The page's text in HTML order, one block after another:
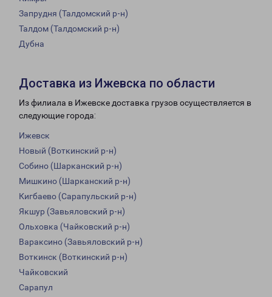
Запрудня (Талдомский р-н)
Талдом (Талдомский р-н)
Дубна
Доставка из Ижевска по области
Из филиала в Ижевске доставка грузов осуществляется в
следующие города:
Ижевск
Новый (Воткинский р-н)
Собино (Шарканский р-н)
Мишкино (Шарканский р-н)
Кигбаево (Сарапульский р-н)
Якшур (Завьяловский р-н)
Ольховка (Чайковский р-н)
Вараксино (Завьяловский р-н)
Воткинск (Воткинский р-н)
Чайковский
Сарапул